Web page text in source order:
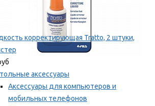
корректирующая Tratto, 2 штуки,
аксессуары
Аксессуары для компьютеров и
мобильных телефонов